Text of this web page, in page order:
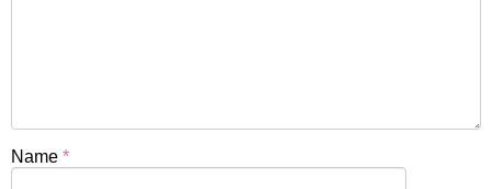
Name *